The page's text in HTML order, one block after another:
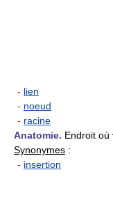
- lien
- noeud
- racine
Anatomie. Endroit où
Synonymes :
- insertion